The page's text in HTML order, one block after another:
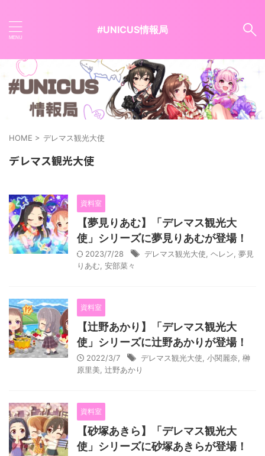
#UNICUS情報局
HOME > デレマス観光大使
デレマス観光大使
資料室
【夢見りあむ】「デレマス観光大
使」シリーズに夢見りあむが登場！
2023/7/28 デレマス観光大使 ヘレン 夢見
りあむ 安部菜々
資料室
【辻野あかり】「デレマス観光大
使」シリーズに辻野あかりが登場！
2022/3/7 デレマス観光大使 小関麗奈 榊
原里美 辻野あかり
資料室
【砂塚あきら】「デレマス観光大
使」シリーズに砂塚あきらが登場！